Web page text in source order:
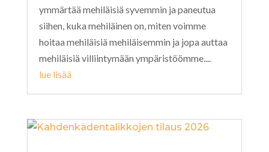
ymmärtää mehiläisiä syvemmin ja paneutua
siihen, kuka mehiläinen on, miten voimme
hoitaa mehiläisiä mehiläisemmin ja jopa auttaa
mehiläisiä villiintymään ympäristöömme....
lue lisää